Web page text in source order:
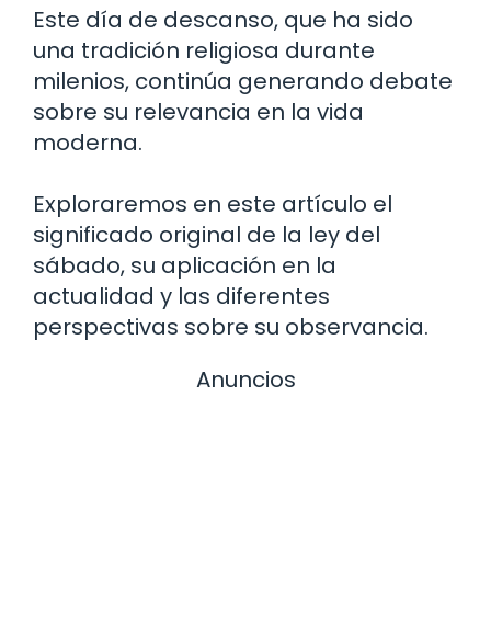
Este día de descanso, que ha sido
una tradición religiosa durante
milenios, continúa generando debate
sobre su relevancia en la vida
moderna.
Exploraremos en este artículo el
significado original de la ley del
sábado, su aplicación en la
actualidad y las diferentes
perspectivas sobre su observancia.
Anuncios